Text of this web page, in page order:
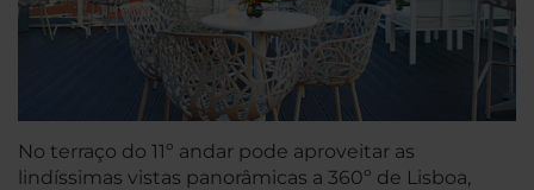
No terraço do 11º andar pode aproveitar as
lindíssimas vistas panorâmicas a 360º de Lisboa,